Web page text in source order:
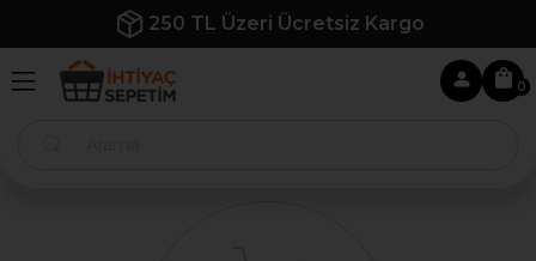
250 TL Üzeri Ücretsiz Kargo
0